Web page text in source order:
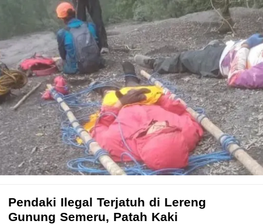
Pendaki Ilegal Terjatuh di Lereng
Gunung Semeru, Patah Kaki